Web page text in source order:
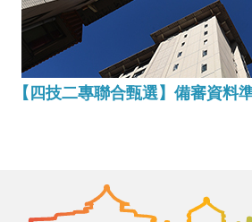
【四技二專聯合甄選】備審資料